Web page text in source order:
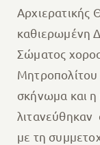
Αρχιερατικής
καθιερωμένη
Σώματος
Μητροπολίτου
σκήνωμα και η
λιτανεύθηκαν
με τη